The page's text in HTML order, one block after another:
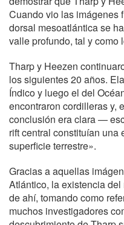
Cuando vio las imágenes
dorsal mesoatlántica se
valle profundo, tal y como
Tharp y Heezen
los siguientes 20 años.
Índico y luego el del
encontraron cordilleras y,
conclusión era clara —
rift central constituían una
superficie terrestre».
Gracias a aquellas
Atlántico, la existencia
de ahí, tomando como
muchos investigadores